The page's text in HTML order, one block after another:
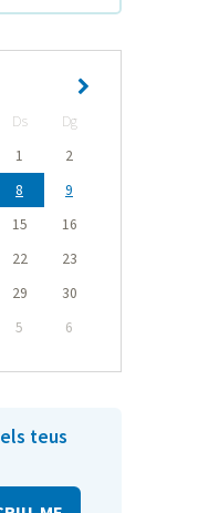
Ds
Dg
1
2
8
9
15
16
22
23
29
30
5 6
teus